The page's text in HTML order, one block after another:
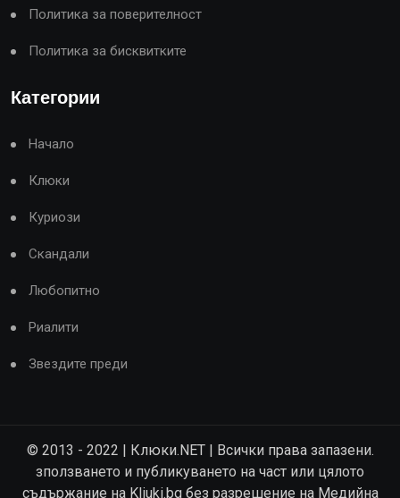
Политика за поверителност
Политика за бисквитките
Категории
Начало
Клюки
Куриози
Скандали
Любопитно
Риалити
Звездите преди
© 2013 - 2022 | Клюки.NET | Всички права запазени.
зползването и публикуването на част или цялото
съдържание на Kliuki.bg без разрешение на Медийна